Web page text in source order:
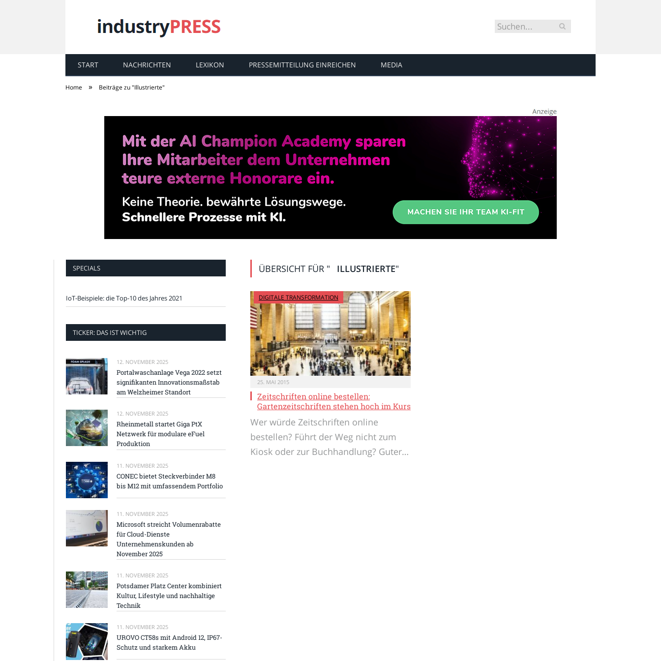
industryPRESS
START NACHRICHTEN LEXIKON PRESSEMITTEILUNG EINREICHEN MEDIA
Home » Beiträge zu "Illustrierte"
ÜBERSICHT FÜR " ILLUSTRIERTE"
DIGITALE TRANSFORMATION
25. MAI 2015
Zeitschriften online bestellen:
Gartenzeitschriften stehen hoch im Kurs
Wer würde Zeitschriften online
bestellen? Führt der Weg nicht zum
Kiosk oder zur Buchhandlung? Guter…
SPECIALS
IoT-Beispiele: die Top-10 des Jahres 2021
TICKER: DAS IST WICHTIG
12. NOVEMBER 2025
Portalwaschanlage Vega 2022 setzt
signifikanten Innovationsmaßstab
am Welzheimer Standort
12. NOVEMBER 2025
Rheinmetall startet Giga PtX
Netzwerk für modulare eFuel
Produktion
11. NOVEMBER 2025
CONEC bietet Steckverbinder M8
bis M12 mit umfassendem Portfolio
11. NOVEMBER 2025
Microsoft streicht Volumenrabatte
für Cloud-Dienste
Unternehmenskunden ab
November 2025
11. NOVEMBER 2025
Potsdamer Platz Center kombiniert
Kultur, Lifestyle und nachhaltige
Technik
11. NOVEMBER 2025
UROVO CT58s mit Android 12, IP67-
Schutz und starkem Akku